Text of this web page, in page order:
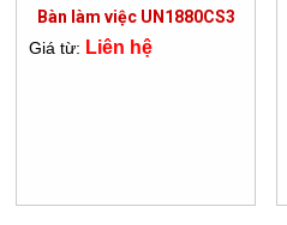
Bàn làm việc UN1880CS3
Giá từ: Liên hệ